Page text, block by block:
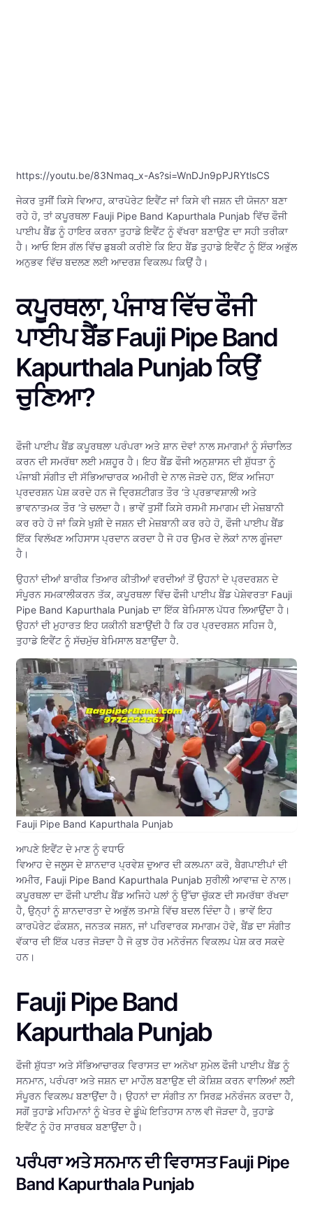
https://youtu.be/83Nmaq_x-As?si=WnDJn9pPJRYtlsCS
ਜੇਕਰ ਤੁਸੀਂ ਕਿਸੇ ਵਿਆਹ, ਕਾਰਪੋਰੇਟ ਇਵੈਂਟ ਜਾਂ ਕਿਸੇ ਵੀ ਜਸ਼ਨ ਦੀ ਯੋਜਨਾ ਬਣਾ
ਰਹੇ ਹੋ, ਤਾਂ ਕਪੂਰਥਲਾ Fauji Pipe Band Kapurthala Punjab ਵਿੱਚ ਫੌਜੀ
ਪਾਈਪ ਬੈਂਡ ਨੂੰ ਹਾਇਰ ਕਰਨਾ ਤੁਹਾਡੇ ਇਵੈਂਟ ਨੂੰ ਵੱਖਰਾ ਬਣਾਉਣ ਦਾ ਸਹੀ ਤਰੀਕਾ
ਹੈ। ਆਓ ਇਸ ਗੱਲ ਵਿੱਚ ਡੁਬਕੀ ਕਰੀਏ ਕਿ ਇਹ ਬੈਂਡ ਤੁਹਾਡੇ ਇਵੈਂਟ ਨੂੰ ਇੱਕ ਅਭੁੱਲ
ਅਨੁਭਵ ਵਿੱਚ ਬਦਲਣ ਲਈ ਆਦਰਸ਼ ਵਿਕਲਪ ਕਿਉਂ ਹੈ।
ਕਪੂਰਥਲਾ, ਪੰਜਾਬ ਵਿੱਚ ਫੌਜੀ
ਪਾਈਪ ਬੈਂਡ Fauji Pipe Band
Kapurthala Punjab ਕਿਉਂ
ਚੁਣਿਆ?
ਫੌਜੀ ਪਾਈਪ ਬੈਂਡ ਕਪੂਰਥਲਾ ਪਰੰਪਰਾ ਅਤੇ ਸ਼ਾਨ ਦੋਵਾਂ ਨਾਲ ਸਮਾਗਮਾਂ ਨੂੰ ਸੰਚਾਲਿਤ
ਕਰਨ ਦੀ ਸਮਰੱਥਾ ਲਈ ਮਸ਼ਹੂਰ ਹੈ। ਇਹ ਬੈਂਡ ਫੌਜੀ ਅਨੁਸ਼ਾਸਨ ਦੀ ਸ਼ੁੱਧਤਾ ਨੂੰ
ਪੰਜਾਬੀ ਸੰਗੀਤ ਦੀ ਸੱਭਿਆਚਾਰਕ ਅਮੀਰੀ ਦੇ ਨਾਲ ਜੋੜਦੇ ਹਨ, ਇੱਕ ਅਜਿਹਾ
ਪ੍ਰਦਰਸ਼ਨ ਪੇਸ਼ ਕਰਦੇ ਹਨ ਜੋ ਦ੍ਰਿਸ਼ਟੀਗਤ ਤੌਰ ‘ਤੇ ਪ੍ਰਭਾਵਸ਼ਾਲੀ ਅਤੇ
ਭਾਵਨਾਤਮਕ ਤੌਰ ‘ਤੇ ਚਲਦਾ ਹੈ। ਭਾਵੇਂ ਤੁਸੀਂ ਕਿਸੇ ਰਸਮੀ ਸਮਾਗਮ ਦੀ ਮੇਜ਼ਬਾਨੀ
ਕਰ ਰਹੇ ਹੋ ਜਾਂ ਕਿਸੇ ਖੁਸ਼ੀ ਦੇ ਜਸ਼ਨ ਦੀ ਮੇਜ਼ਬਾਨੀ ਕਰ ਰਹੇ ਹੋ, ਫੌਜੀ ਪਾਈਪ ਬੈਂਡ
ਇੱਕ ਵਿਲੱਖਣ ਅਹਿਸਾਸ ਪ੍ਰਦਾਨ ਕਰਦਾ ਹੈ ਜੋ ਹਰ ਉਮਰ ਦੇ ਲੋਕਾਂ ਨਾਲ ਗੂੰਜਦਾ
ਹੈ।
ਉਹਨਾਂ ਦੀਆਂ ਬਾਰੀਕ ਤਿਆਰ ਕੀਤੀਆਂ ਵਰਦੀਆਂ ਤੋਂ ਉਹਨਾਂ ਦੇ ਪ੍ਰਦਰਸ਼ਨ ਦੇ
ਸੰਪੂਰਨ ਸਮਕਾਲੀਕਰਨ ਤੱਕ, ਕਪੂਰਥਲਾ ਵਿੱਚ ਫੌਜੀ ਪਾਈਪ ਬੈਂਡ ਪੇਸ਼ੇਵਰਤਾ Fauji
Pipe Band Kapurthala Punjab ਦਾ ਇੱਕ ਬੇਮਿਸਾਲ ਪੱਧਰ ਲਿਆਉਂਦਾ ਹੈ।
ਉਹਨਾਂ ਦੀ ਮੁਹਾਰਤ ਇਹ ਯਕੀਨੀ ਬਣਾਉਂਦੀ ਹੈ ਕਿ ਹਰ ਪ੍ਰਦਰਸ਼ਨ ਸਹਿਜ ਹੈ,
ਤੁਹਾਡੇ ਇਵੈਂਟ ਨੂੰ ਸੱਚਮੁੱਚ ਬੇਮਿਸਾਲ ਬਣਾਉਂਦਾ ਹੈ.
Fauji Pipe Band Kapurthala Punjab
ਆਪਣੇ ਇਵੈਂਟ ਦੇ ਮਾਣ ਨੂੰ ਵਧਾਓ
ਵਿਆਹ ਦੇ ਜਲੂਸ ਦੇ ਸ਼ਾਨਦਾਰ ਪ੍ਰਵੇਸ਼ ਦੁਆਰ ਦੀ ਕਲਪਨਾ ਕਰੋ, ਬੈਗਪਾਈਪਾਂ ਦੀ
ਅਮੀਰ, Fauji Pipe Band Kapurthala Punjab ਸੁਰੀਲੀ ਆਵਾਜ਼ ਦੇ ਨਾਲ।
ਕਪੂਰਥਲਾ ਦਾ ਫੌਜੀ ਪਾਈਪ ਬੈਂਡ ਅਜਿਹੇ ਪਲਾਂ ਨੂੰ ਉੱਚਾ ਚੁੱਕਣ ਦੀ ਸਮਰੱਥਾ ਰੱਖਦਾ
ਹੈ, ਉਨ੍ਹਾਂ ਨੂੰ ਸ਼ਾਨਦਾਰਤਾ ਦੇ ਅਭੁੱਲ ਤਮਾਸ਼ੇ ਵਿੱਚ ਬਦਲ ਦਿੰਦਾ ਹੈ। ਭਾਵੇਂ ਇਹ
ਕਾਰਪੋਰੇਟ ਫੰਕਸ਼ਨ, ਜਨਤਕ ਜਸ਼ਨ, ਜਾਂ ਪਰਿਵਾਰਕ ਸਮਾਗਮ ਹੋਵੇ, ਬੈਂਡ ਦਾ ਸੰਗੀਤ
ਵੱਕਾਰ ਦੀ ਇੱਕ ਪਰਤ ਜੋੜਦਾ ਹੈ ਜੋ ਕੁਝ ਹੋਰ ਮਨੋਰੰਜਨ ਵਿਕਲਪ ਪੇਸ਼ ਕਰ ਸਕਦੇ
ਹਨ।
Fauji Pipe Band
Kapurthala Punjab
ਫੌਜੀ ਸ਼ੁੱਧਤਾ ਅਤੇ ਸੱਭਿਆਚਾਰਕ ਵਿਰਾਸਤ ਦਾ ਅਨੋਖਾ ਸੁਮੇਲ ਫੌਜੀ ਪਾਈਪ ਬੈਂਡ ਨੂੰ
ਸਨਮਾਨ, ਪਰੰਪਰਾ ਅਤੇ ਜਸ਼ਨ ਦਾ ਮਾਹੌਲ ਬਣਾਉਣ ਦੀ ਕੋਸ਼ਿਸ਼ ਕਰਨ ਵਾਲਿਆਂ ਲਈ
ਸੰਪੂਰਨ ਵਿਕਲਪ ਬਣਾਉਂਦਾ ਹੈ। ਉਹਨਾਂ ਦਾ ਸੰਗੀਤ ਨਾ ਸਿਰਫ਼ ਮਨੋਰੰਜਨ ਕਰਦਾ ਹੈ,
ਸਗੋਂ ਤੁਹਾਡੇ ਮਹਿਮਾਨਾਂ ਨੂੰ ਖੇਤਰ ਦੇ ਡੂੰਘੇ ਇਤਿਹਾਸ ਨਾਲ ਵੀ ਜੋੜਦਾ ਹੈ, ਤੁਹਾਡੇ
ਇਵੈਂਟ ਨੂੰ ਹੋਰ ਸਾਰਥਕ ਬਣਾਉਂਦਾ ਹੈ।
ਪਰੰਪਰਾ ਅਤੇ ਸਨਮਾਨ ਦੀ ਵਿਰਾਸਤ Fauji Pipe
Band Kapurthala Punjab